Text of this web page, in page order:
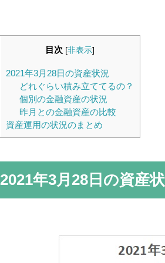
目次 [非表示]
2021年3月28日の資産状況
どれぐらい積み立ててるの？
個別の金融資産の状況
昨月との金融資産の比較
資産運用の状況のまとめ
2021年3月28日の資産